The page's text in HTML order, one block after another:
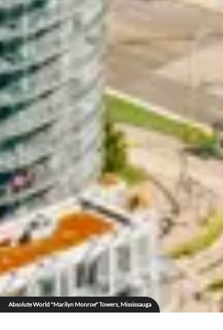
Absolute World "Marilyn Monroe" Towers, Mississauga